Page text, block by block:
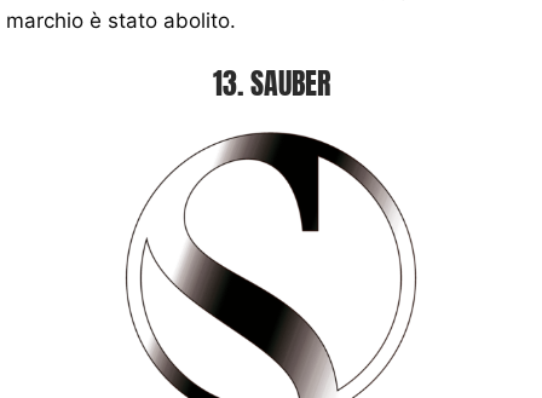
marchio è stato abolito.
13. SAUBER